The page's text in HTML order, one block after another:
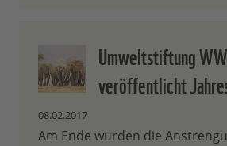
Umweltstiftung
veröffentlicht
08.02.2017
Am Ende wurden die